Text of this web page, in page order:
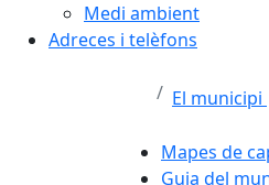
Medi ambient
Adreces i telèfons
El municipi
Mapes de
Guia del